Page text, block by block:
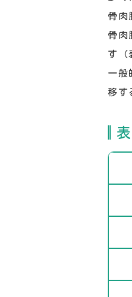
骨肉
骨肉
す（
一般
移す